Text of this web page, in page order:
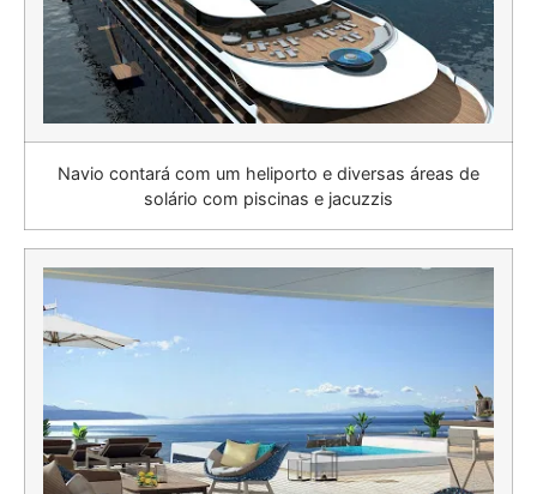
Navio contará com um heliporto e diversas áreas de
solário com piscinas e jacuzzis